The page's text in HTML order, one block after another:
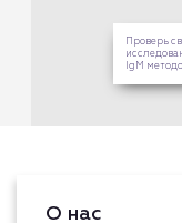
О нас